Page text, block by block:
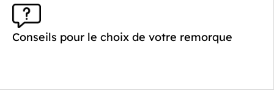
Conseils pour le choix de votre remorque